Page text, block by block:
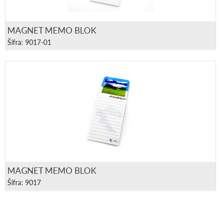
MAGNET MEMO BLOK
Šifra: 9017-01
MAGNET MEMO BLOK
Šifra: 9017